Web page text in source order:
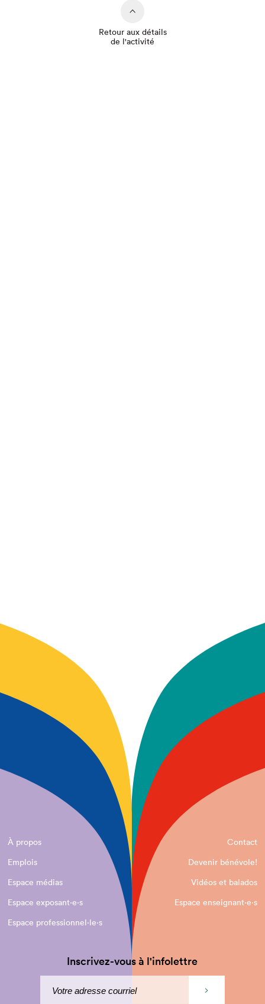
Retour aux détails
de l'activité
À propos
Contact
Emplois
Devenir bénévole!
Espace médias
Vidéos et balados
Espace exposant·e⋅s
Espace enseignant·e⋅s
Espace professionnel·le⋅s
Inscrivez-vous à l'infolettre